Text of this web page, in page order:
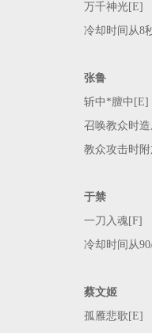
万千神光[E]
冷却时间从8
张鲁
斩中*膻中[E]
召唤教众时
教众攻击时
于禁
一刀入魂[F]
冷却时间从
蔡文姬
孤雁悲歌[E]